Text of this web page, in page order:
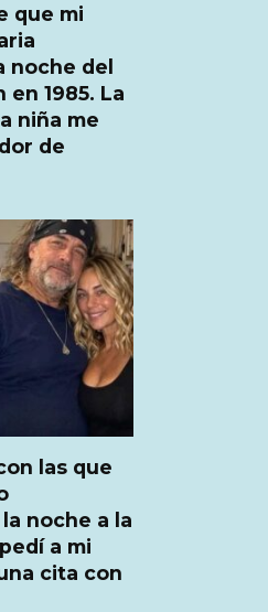
que mi
noche del
1985. La
niña me
de
las que
noche a la
a mi
cita con